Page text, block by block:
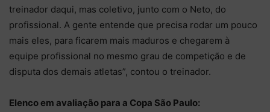
treinador daqui, mas coletivo, junto com o Neto, do
profissional. A gente entende que precisa rodar um pouco
mais eles, para ficarem mais maduros e chegarem à
equipe profissional no mesmo grau de competição e de
disputa dos demais atletas”, contou o treinador.
Elenco em avaliação para a Copa São Paulo: